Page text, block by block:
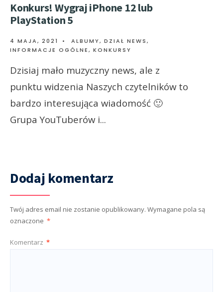
Konkurs! Wygraj iPhone 12 lub
PlayStation 5
4 MAJA, 2021 • ALBUMY, DZIAŁ NEWS,
INFORMACJE OGÓLNE, KONKURSY
Dzisiaj mało muzyczny news, ale z
punktu widzenia Naszych czytelników to
bardzo interesująca wiadomość 🙂
Grupa YouTuberów i...
Dodaj komentarz
Twój adres email nie zostanie opublikowany. Wymagane pola są
oznaczone *
Komentarz *